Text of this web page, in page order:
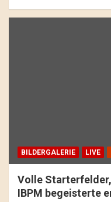
BILDERGALERIE LIVE
Volle Starterfelder,
IBPM begeisterte